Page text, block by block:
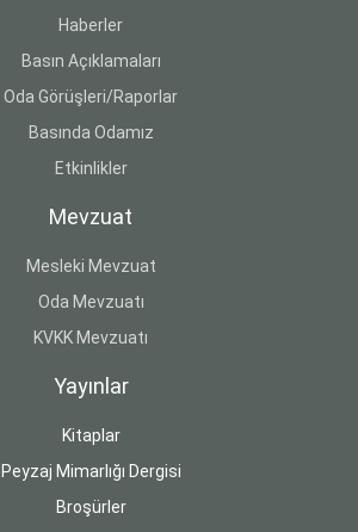
Haberler
Basın Açıklamaları
Oda Görüşleri/Raporlar
Basında Odamız
Etkinlikler
Mevzuat
Mesleki Mevzuat
Oda Mevzuatı
KVKK Mevzuatı
Yayınlar
Kitaplar
Peyzaj Mimarlığı Dergisi
Broşürler